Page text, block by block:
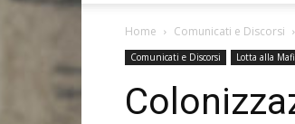
Home Comunicati e Discorsi
Comunicati e Discorsi Lotta alla